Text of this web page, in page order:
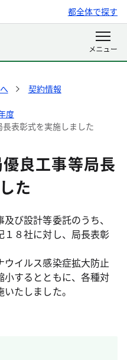
都全体で探す
契約情報
度
表彰式を実施しました
良工事等局長
た
び設計等委託のうち、
８社に対し、局長表彰
イルス感染症拡大防止
小するとともに、各種対
たしました。